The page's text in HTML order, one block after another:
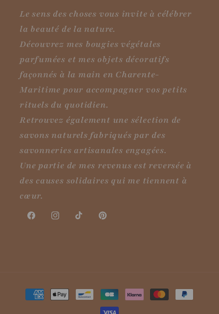
Le sens des choses vous invite à célébrer
la beauté de la nature.
Découvrez mes bougies végétales
parfumées et mes objets décoratifs
façonnés à la main en Charente-
Maritime pour accompagner vos petits
rituels du quotidien.
Retrouvez également une sélection de
savons naturels fabriqués par des
savonneries artisanales engagées.
Une partie de mes revenus est reversée à
des causes solidaires qui me tiennent à
cœur.
FacebookInstagramTikTokPinterest
Moyens